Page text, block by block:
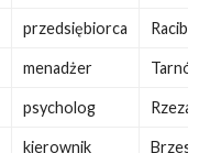
przedsiębiorca
menadżer Tarnów
psycholog
kierownik
Brzesko